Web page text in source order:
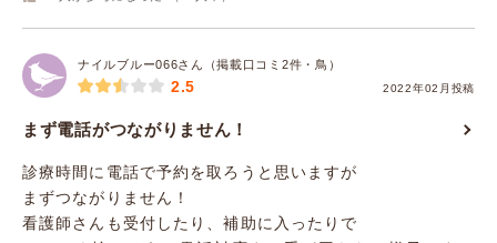
ナイルブルー066さん（掲載口コミ2件・鳥）
2022年02月投稿
2.5
まず電話がつながりません！
診療時間に電話で予約を取ろうと思いますが
まずつながりません！
看護師さんも受付したり、補助に入ったりで